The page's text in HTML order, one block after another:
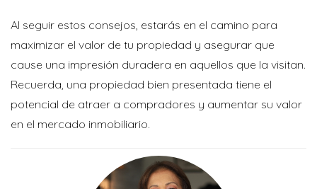
Al seguir estos consejos, estarás en el camino para
maximizar el valor de tu propiedad y asegurar que
cause una impresión duradera en aquellos que la visitan.
Recuerda, una propiedad bien presentada tiene el
potencial de atraer a compradores y aumentar su valor
en el mercado inmobiliario.